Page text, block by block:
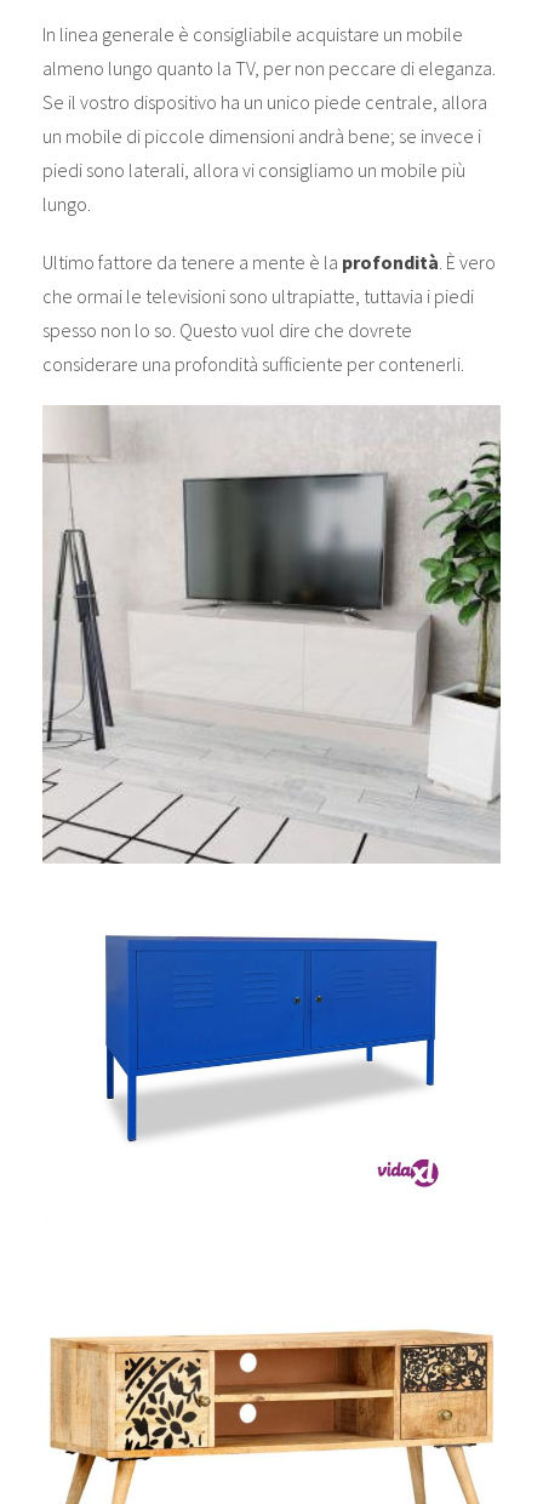
In linea generale è consigliabile acquistare un mobile
almeno lungo quanto la TV, per non peccare di eleganza.
Se il vostro dispositivo ha un unico piede centrale, allora
un mobile di piccole dimensioni andrà bene; se invece i
piedi sono laterali, allora vi consigliamo un mobile più
lungo.
Ultimo fattore da tenere a mente è la profondità . È vero
che ormai le televisioni sono ultrapiatte, tuttavia i piedi
spesso non lo so. Questo vuol dire che dovrete
considerare una profondità sufficiente per contenerli.